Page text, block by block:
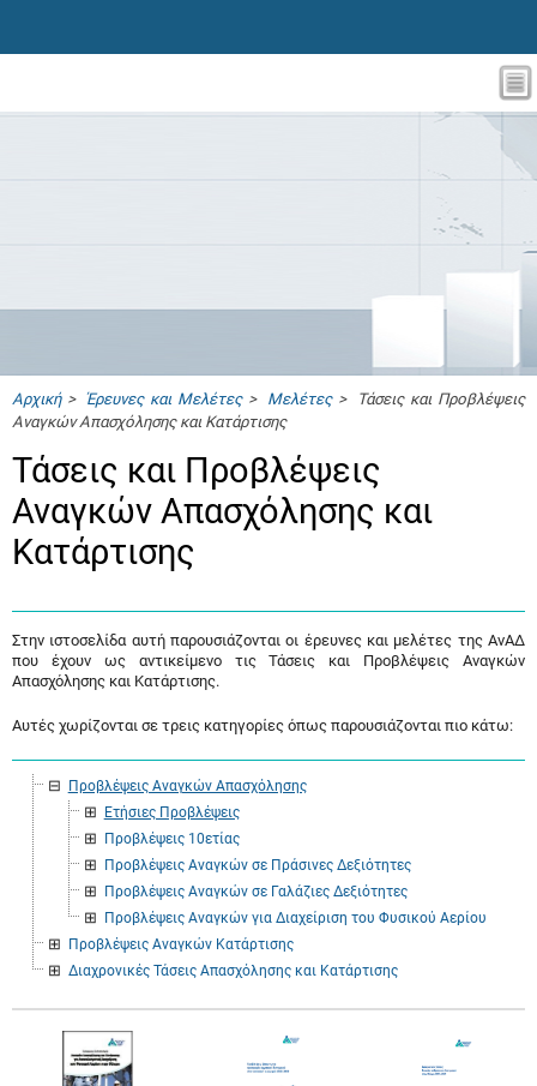
Αρχική>Έρευνες και Μελέτες> Μελέτες> Τάσεις και Προβλέψεις
Αναγκών Απασχόλησης και Κατάρτισης
Τάσεις και Προβλέψεις
Αναγκών Απασχόλησης και
Κατάρτισης
Στην ιστοσελίδα αυτή παρουσιάζονται οι έρευνες και μελέτες της ΑνΑΔ
που έχουν ως αντικείμενο τις Τάσεις και Προβλέψεις Αναγκών
Απασχόλησης και Κατάρτισης.
Αυτές χωρίζονται σε τρεις κατηγορίες όπως παρουσιάζονται πιο κάτω:
Προβλέψεις Αναγκών Απασχόλησης
Ετήσιες Προβλέψεις
Προβλέψεις 10ετίας
Προβλέψεις Αναγκών σε Πράσινες Δεξιότητες
Προβλέψεις Αναγκών σε Γαλάζιες Δεξιότητες
Προβλέψεις Αναγκών για Διαχείριση του Φυσικού Αερίου
Προβλέψεις Αναγκών Κατάρτισης
Διαχρονικές Τάσεις Απασχόλησης και Κατάρτισης